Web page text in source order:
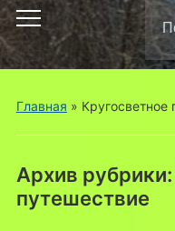
Переключить
мобильное
меню
по:
Главная » Кругосветное
Архив рубрики:
путешествие